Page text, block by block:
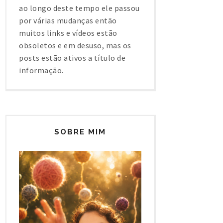
ao longo deste tempo ele passou
por várias mudanças então
muitos links e vídeos estão
obsoletos e em desuso, mas os
posts estão ativos a título de
informação.
SOBRE MIM